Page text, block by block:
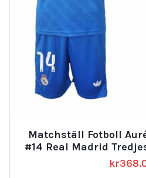
Matchställ Fotboll
#14 Real Madrid
kr